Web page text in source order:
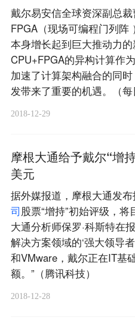
戴尔易安信全球资深副总
FPGA（现场可编程门列阵
本身增长起到巨大推动力的
CPU+FPGA的异构计算作
加速了计算架构融合的同
发带来了重要的机遇。（每
2018-12-29
摩根大通给予戴尔“增
美元
据外媒报道，摩根大通发
司股票“增持”初始评级，将
大通分析师保罗·科斯特在
解决方案领域的‘强大领导
和VMware，戴尔正在IT基
额。”（腾讯科技）
2018-12-28